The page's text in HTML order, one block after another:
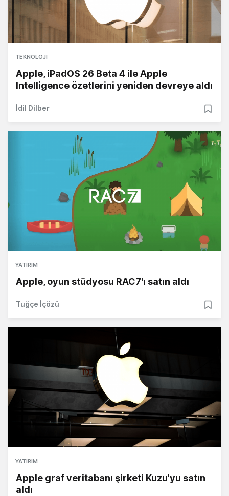
TEKNOLOJI
Apple, iPadOS 26 Beta 4 ile Apple
Intelligence özetlerini yeniden devreye aldı
İdil Dilber
YATIRIM
Apple, oyun stüdyosu RAC7'ı satın aldı
Tuğçe İçözü
YATIRIM
Apple graf veritabanı şirketi Kuzu'yu satın
aldı